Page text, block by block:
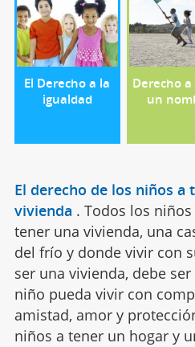
El Derecho a la
igualdad
Derecho
un
El derecho de los niños a
vivienda . Todos los
tener una vivienda, una
del frío y donde vivir con
ser una vivienda, debe
niño pueda vivir con
amistad, amor y
niños a tener un hogar y